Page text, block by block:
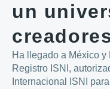
un
Ha llegado a México
Registro ISNI,
Internacional ISNI